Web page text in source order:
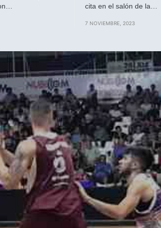
cita en el salón de la…
7 NOVIEMBRE, 2023